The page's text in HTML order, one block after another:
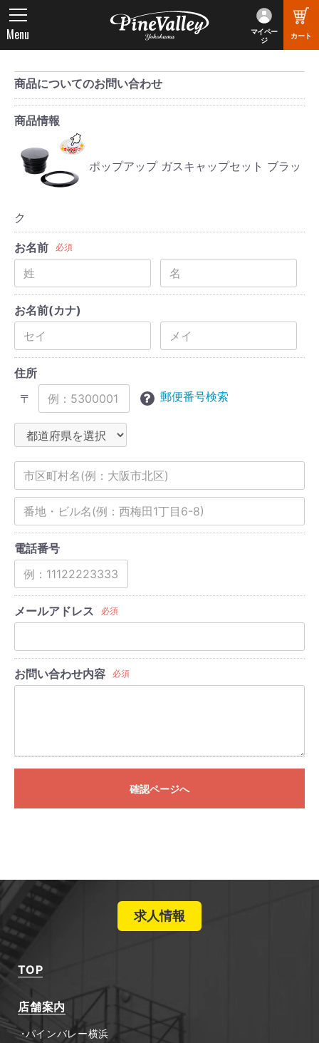
マイペー
ジ
カート
Menu
商品についてのお問い合わせ
商品情報
ポップアップ ガスキャップセット ブラッ
ク
お名前 必須
お名前(カナ)
住所
〒
郵便番号検索
電話番号
メールアドレス 必須
お問い合わせ内容 必須
確認ページへ
求人情報
TOP
店舗案内
パインバレー横浜